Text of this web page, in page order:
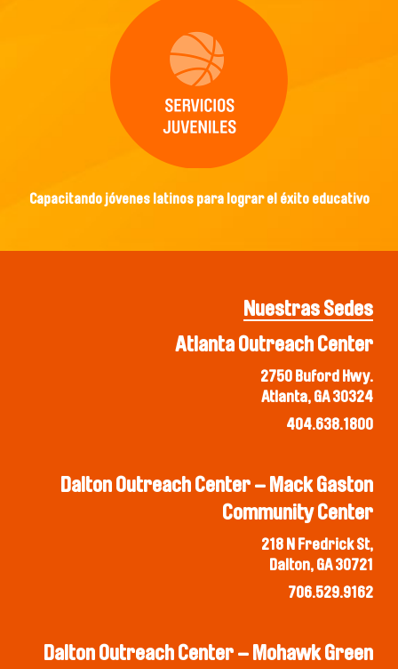
Capacitando jóvenes latinos para lograr el éxito educativo
Nuestras Sedes
Atlanta Outreach Center
2750 Buford Hwy.
Atlanta, GA 30324
404.638.1800
Dalton Outreach Center – Mack Gaston
Community Center
218 N Fredrick St,
Dalton, GA 30721
706.529.9162
Dalton Outreach Center – Mohawk Green